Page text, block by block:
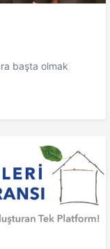
başta olmak